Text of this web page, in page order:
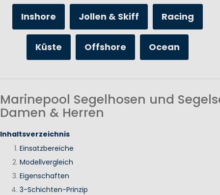
Inshore Jollen & Skiff Racing
Küste Offshore Ocean
Marinepool Segelhosen und
Damen & Herren
Inhaltsverzeichnis
Einsatzbereiche
Modellvergleich
Eigenschaften
3-Schichten-Prinzip